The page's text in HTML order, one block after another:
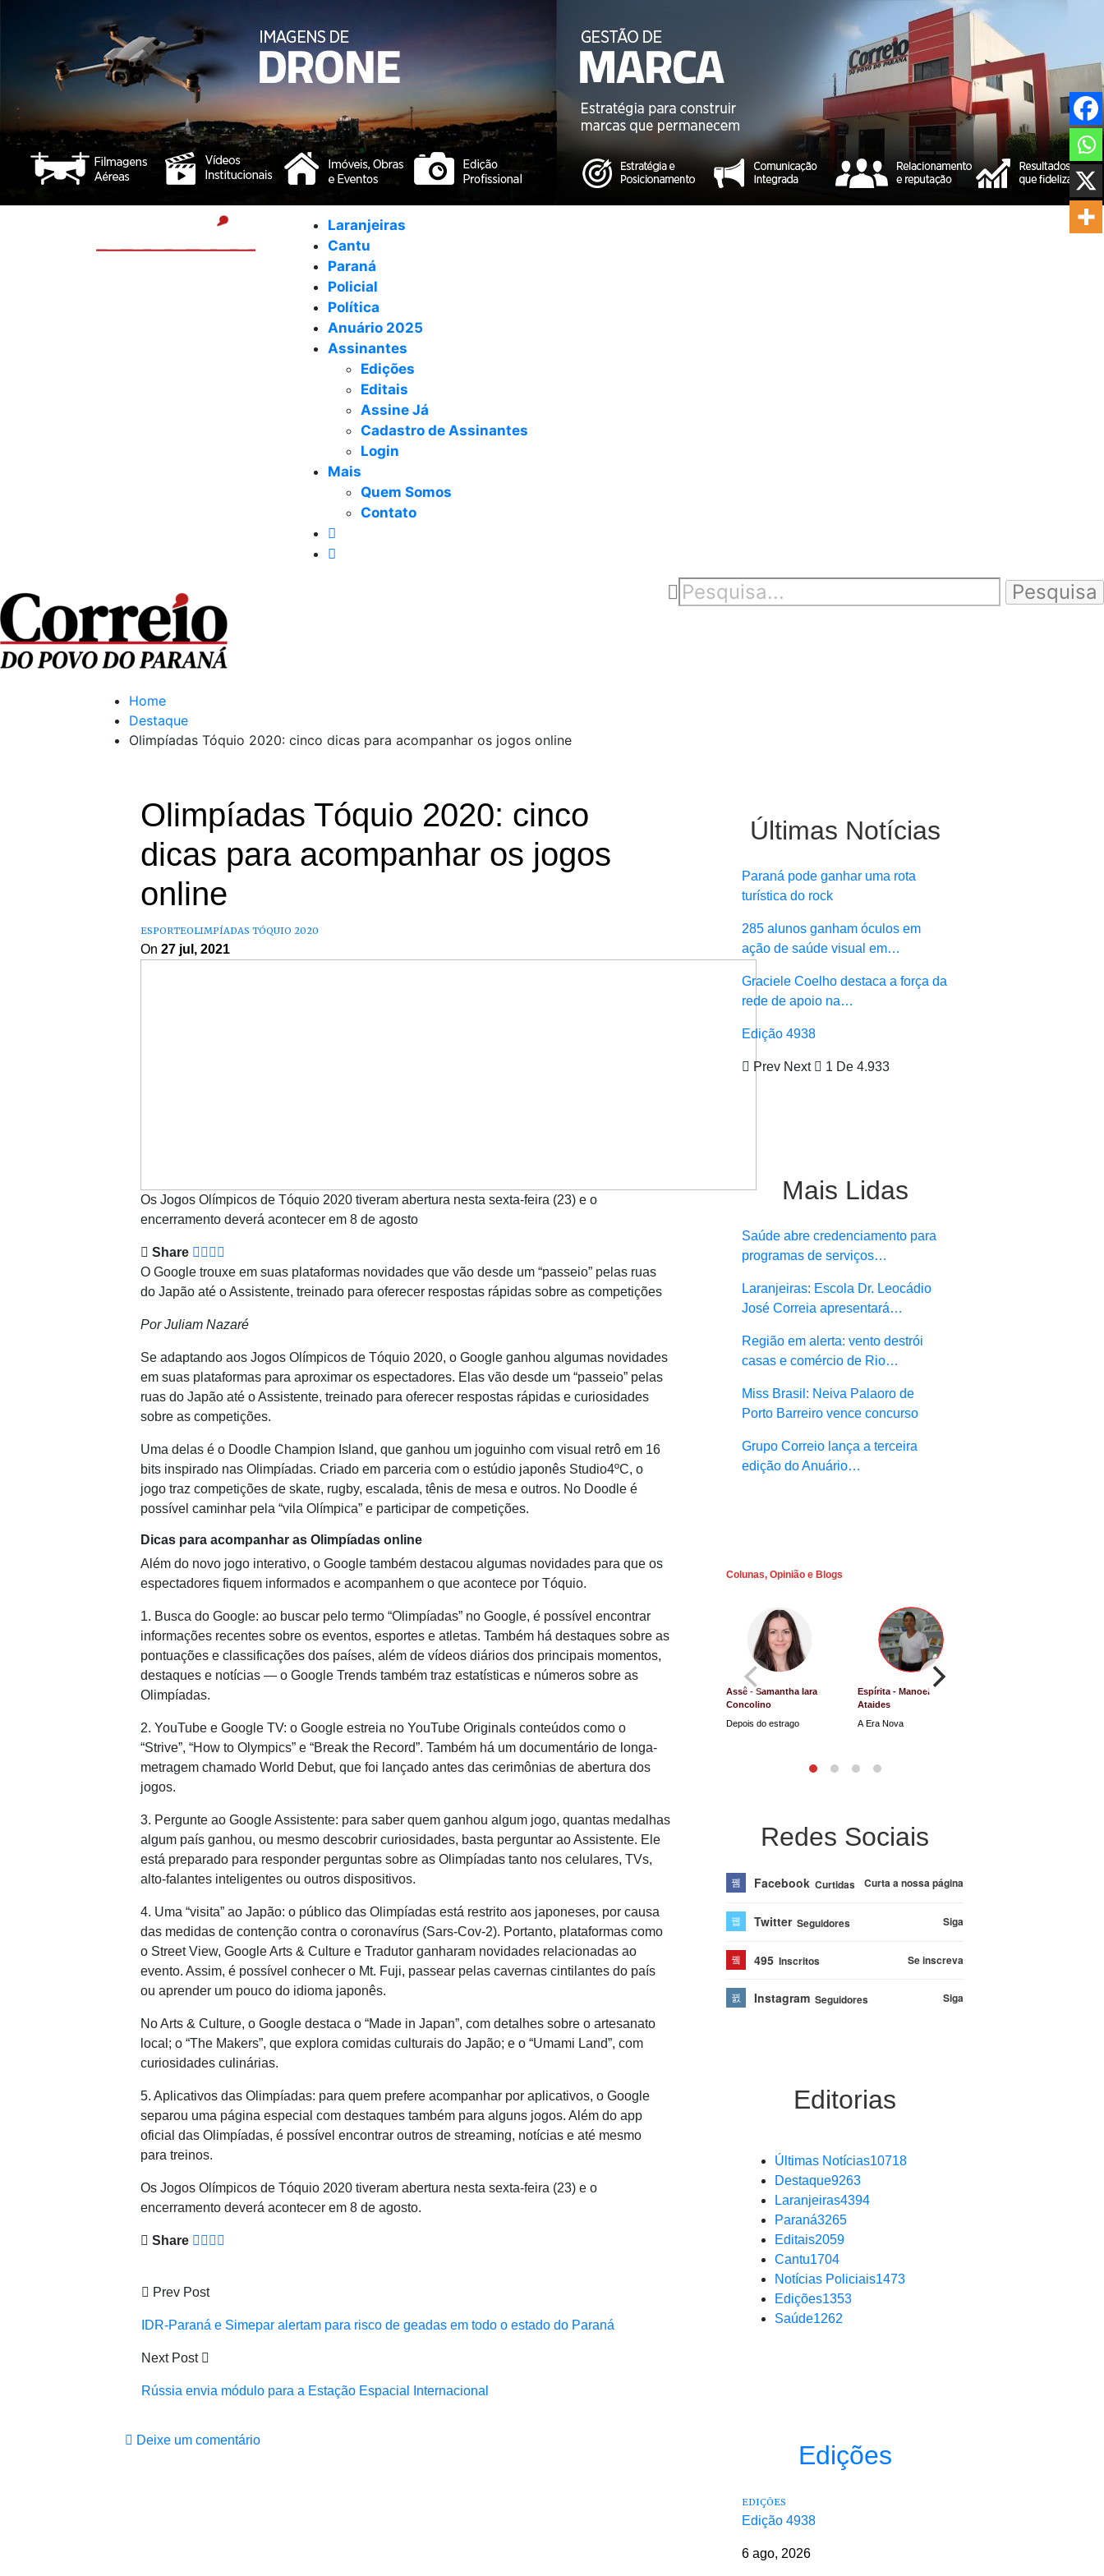
Laranjeiras
Cantu
Paraná
Policial
Política
Anuário 2025
Assinantes
Edições
Editais
Assine Já
Cadastro de Assinantes
Login
Mais
Quem Somos
Contato
Home
Destaque
Olimpíadas Tóquio 2020: cinco dicas para acompanhar os jogos online
Olimpíadas Tóquio 2020: cinco
dicas para acompanhar os jogos
online
ESPORTEOLIMPÍADAS TÓQUIO 2020
On 27 jul, 2021
Os Jogos Olímpicos de Tóquio 2020 tiveram abertura nesta sexta-feira (23) e o
encerramento deverá acontecer em 8 de agosto
Share
O Google trouxe em suas plataformas novidades que vão desde um “passeio” pelas ruas
do Japão até o Assistente, treinado para oferecer respostas rápidas sobre as competições
Por Juliam Nazaré
Se adaptando aos Jogos Olímpicos de Tóquio 2020, o Google ganhou algumas novidades
em suas plataformas para aproximar os espectadores. Elas vão desde um “passeio” pelas
ruas do Japão até o Assistente, treinado para oferecer respostas rápidas e curiosidades
sobre as competições.
Uma delas é o Doodle Champion Island, que ganhou um joguinho com visual retrô em 16
bits inspirado nas Olimpíadas. Criado em parceria com o estúdio japonês Studio4ºC, o
jogo traz competições de skate, rugby, escalada, tênis de mesa e outros. No Doodle é
possível caminhar pela “vila Olímpica” e participar de competições.
Dicas para acompanhar as Olimpíadas online
Além do novo jogo interativo, o Google também destacou algumas novidades para que os
espectadores fiquem informados e acompanhem o que acontece por Tóquio.
1. Busca do Google: ao buscar pelo termo “Olimpíadas” no Google, é possível encontrar
informações recentes sobre os eventos, esportes e atletas. Também há destaques sobre as
pontuações e classificações dos países, além de vídeos diários dos principais momentos,
destaques e notícias — o Google Trends também traz estatísticas e números sobre as
Olimpíadas.
2. YouTube e Google TV: o Google estreia no YouTube Originals conteúdos como o
“Strive”, “How to Olympics” e “Break the Record”. Também há um documentário de longa-
metragem chamado World Debut, que foi lançado antes das cerimônias de abertura dos
jogos.
3. Pergunte ao Google Assistente: para saber quem ganhou algum jogo, quantas medalhas
algum país ganhou, ou mesmo descobrir curiosidades, basta perguntar ao Assistente. Ele
está preparado para responder perguntas sobre as Olimpíadas tanto nos celulares, TVs,
alto-falantes inteligentes ou outros dispositivos.
4. Uma “visita” ao Japão: o público das Olimpíadas está restrito aos japoneses, por causa
das medidas de contenção contra o coronavírus (Sars-Cov-2). Portanto, plataformas como
o Street View, Google Arts & Culture e Tradutor ganharam novidades relacionadas ao
evento. Assim, é possível conhecer o Mt. Fuji, passear pelas cavernas cintilantes do país
ou aprender um pouco do idioma japonês.
No Arts & Culture, o Google destaca o “Made in Japan”, com detalhes sobre o artesanato
local; o “The Makers”, que explora comidas culturais do Japão; e o “Umami Land”, com
curiosidades culinárias.
5. Aplicativos das Olimpíadas: para quem prefere acompanhar por aplicativos, o Google
separou uma página especial com destaques também para alguns jogos. Além do app
oficial das Olimpíadas, é possível encontrar outros de streaming, notícias e até mesmo
para treinos.
Os Jogos Olímpicos de Tóquio 2020 tiveram abertura nesta sexta-feira (23) e o
encerramento deverá acontecer em 8 de agosto.
Share
Prev Post
IDR-Paraná e Simepar alertam para risco de geadas em todo o estado do Paraná
Next Post
Rússia envia módulo para a Estação Espacial Internacional
Deixe um comentário
Últimas Notícias
Paraná pode ganhar uma rota
turística do rock
285 alunos ganham óculos em
ação de saúde visual em…
Graciele Coelho destaca a força da
rede de apoio na…
Edição 4938
Prev Next 1 De 4.933
Mais Lidas
Saúde abre credenciamento para
programas de serviços…
Laranjeiras: Escola Dr. Leocádio
José Correia apresentará…
Região em alerta: vento destrói
casas e comércio de Rio…
Miss Brasil: Neiva Palaoro de
Porto Barreiro vence concurso
Grupo Correio lança a terceira
edição do Anuário…
Colunas, Opinião e Blogs
Assê - Samantha Iara
Concolino
Depois do estrago
Espírita - Manoel
Ataides
A Era Nova
Redes Sociais
Facebook Curtidas Curta a nossa página
Twitter Seguidores Siga
495 Inscritos Se inscreva
Instagram Seguidores Siga
Editorias
Últimas Notícias10718
Destaque9263
Laranjeiras4394
Paraná3265
Editais2059
Cantu1704
Notícias Policiais1473
Edições1353
Saúde1262
Edições
EDIÇÕES
Edição 4938
6 ago, 2026